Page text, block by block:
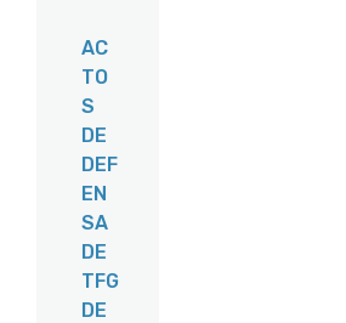
AC
TO
S
DE
DEF
EN
SA
DE
TFG
DE